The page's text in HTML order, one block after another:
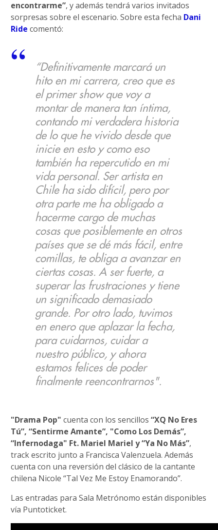
encontrarme”, y además tendrá varios invitados
sorpresas sobre el escenario. Sobre esta fecha Dani
Ride comentó:
“Definitivamente marcará un
hito en mi carrera, creo que es
el primer show que voy a
montar de manera tan íntima,
contando mi verdadera historia
de lo que he vivido desde que
inicie en esto y como eso
también ha repercutido en mi
vida personal. Ser artista en
Chile ha sido difícil, pero por
otra parte me ha obligado a
hacerme cargo de muchas
cosas que posiblemente en otros
países que se dé más fácil, entre
comillas, te obliga a avanzar en
ciertas cosas. A ser fuerte, a
superar las frustraciones y tiene
un significado demasiado
grande. Por otro lado, tuvimos
en enero que aplazar la fecha,
para cuidarnos, cuidar a
nuestro público, y ahora
estamos felices de poder
finalmente reencontrarnos".
"Drama Pop" cuenta con los sencillos“XQ No Eres
Tú”, “Sentirme Amante”, "Como Los Demás”,
“Infernodaga" Ft. Mariel Mariel y “Ya No Más”,
track escrito junto a Francisca Valenzuela. Además
cuenta con una reversión del clásico de la cantante
chilena Nicole “Tal Vez Me Estoy Enamorando”.
Las entradas para Sala Metrónomo están disponibles
vía Puntoticket.